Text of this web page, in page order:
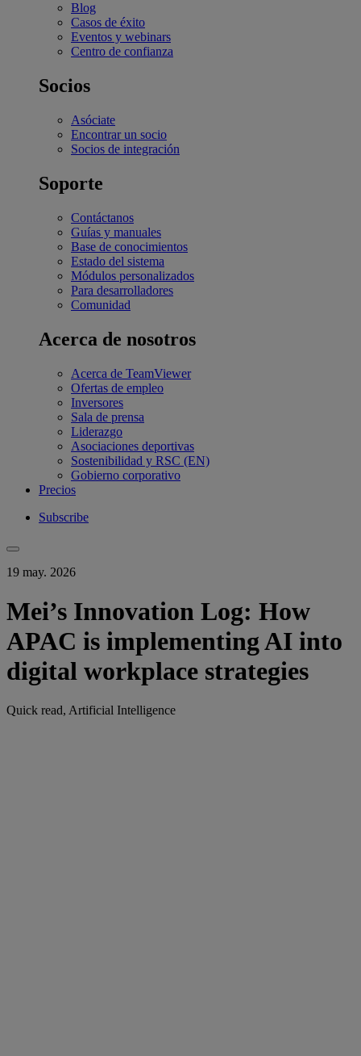
Blog
Casos de éxito
Eventos y webinars
Centro de confianza
Socios
Asóciate
Encontrar un socio
Socios de integración
Soporte
Contáctanos
Guías y manuales
Base de conocimientos
Estado del sistema
Módulos personalizados
Para desarrolladores
Comunidad
Acerca de nosotros
Acerca de TeamViewer
Ofertas de empleo
Inversores
Sala de prensa
Liderazgo
Asociaciones deportivas
Sostenibilidad y RSC (EN)
Gobierno corporativo
Precios
Subscribe
19 may. 2026
Mei’s Innovation Log: How
APAC is implementing AI into
digital workplace strategies
Quick read, Artificial Intelligence